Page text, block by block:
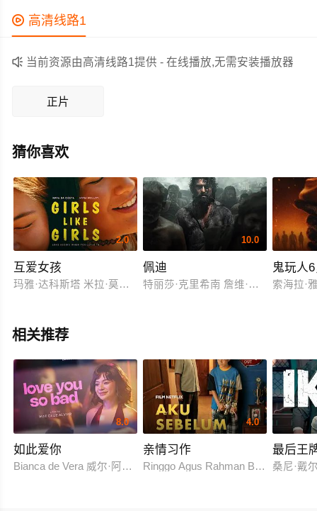
剧情紧凑，角色塑造鲜明，适合喜欢剧情类电影的观众观
看。
 高清线路1
 当前资源由高清线路1提供 - 在线播放,无需安装播放器
正片
猜你喜欢
2.0
互爱女孩
玛雅·达科斯塔 米拉·莫洛伊 扎克·布拉夫 亨特·狄龙 雷米·马萨勒
10.0
佩迪
特丽莎·克里希南 詹维·卡浦尔
鬼玩人
索海拉·
相关推荐
8.0
如此爱你
Bianca de Vera 威尔·阿什利·德莱昂
4.0
亲情习作
Ringgo Agus Rahman Bima Sena
最后王
桑尼·戴